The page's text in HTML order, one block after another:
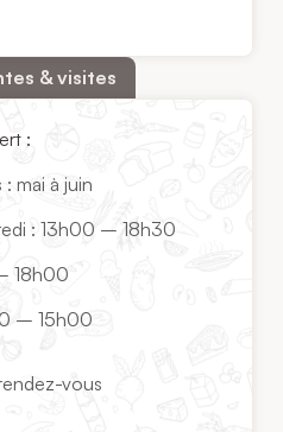
& visites
:
: mai à juin
: 13h00 – 18h30
18h00
– 15h00
vous